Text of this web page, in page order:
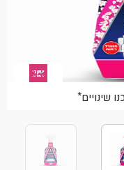
שינויים